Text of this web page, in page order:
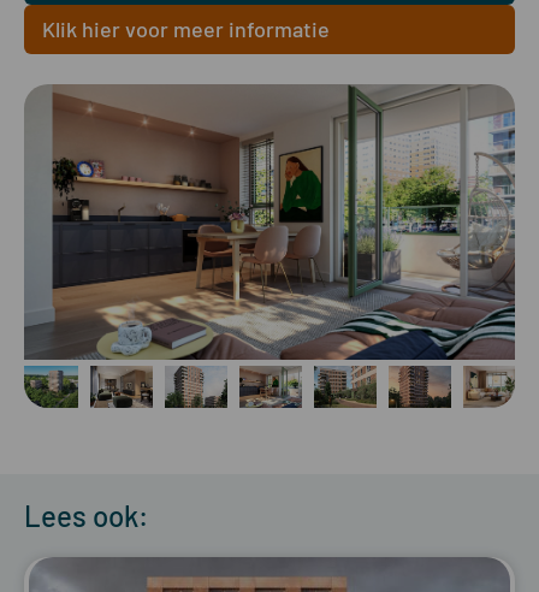
Klik hier voor meer informatie
Lees ook: